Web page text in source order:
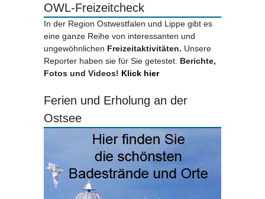
OWL-Freizeitcheck
In der Region Ostwestfalen und Lippe gibt es
eine ganze Reihe von interessanten und
ungewöhnlichen Freizeitaktivitäten. Unsere
Reporter haben sie für Sie getestet. Berichte,
Fotos und Videos! Klick hier
Ferien und Erholung an der
Ostsee